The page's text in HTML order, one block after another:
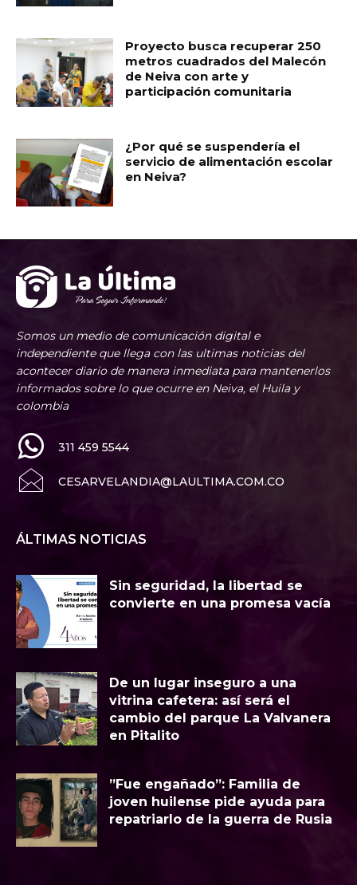
Proyecto busca recuperar 250
metros cuadrados del Malecón
de Neiva con arte y
participación comunitaria
¿Por qué se suspendería el
servicio de alimentación escolar
en Neiva?
Somos un medio de comunicación digital e
independiente que llega con las ultimas noticias del
acontecer diario de manera inmediata para mantenerlos
informados sobre lo que ocurre en Neiva, el Huila y
colombia
311 459 5544
CESARVELANDIA@LAULTIMA.COM.CO
ÁLTIMAS NOTICIAS
Sin seguridad, la libertad se
convierte en una promesa vacía
​De un lugar inseguro a una
vitrina cafetera: así será el
cambio del parque La Valvanera
en Pitalito
​”Fue engañado”: Familia de
joven huilense pide ayuda para
repatriarlo de la guerra de Rusia